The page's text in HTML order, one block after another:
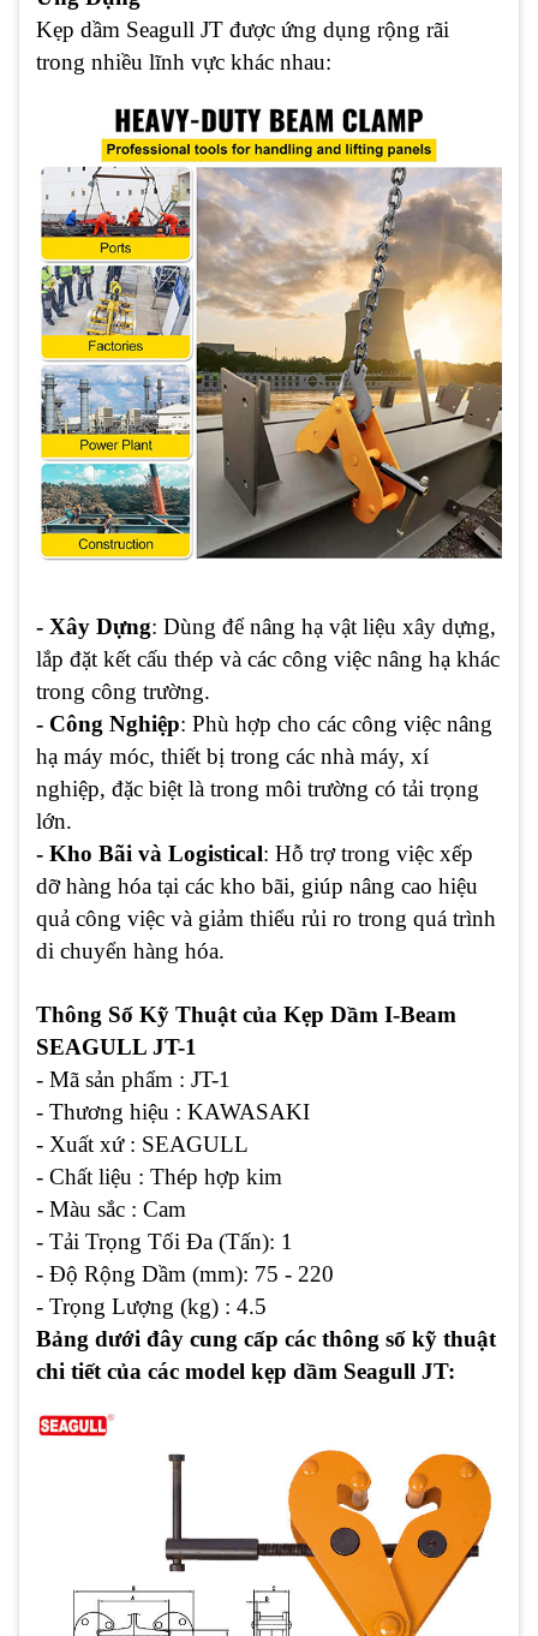
Kẹp dầm Seagull JT được ứng dụng rộng rãi
trong nhiều lĩnh vực khác nhau:
- Xây Dựng: Dùng để nâng hạ vật liệu xây dựng,
lắp đặt kết cấu thép và các công việc nâng hạ khác
trong công trường.
- Công Nghiệp: Phù hợp cho các công việc nâng
hạ máy móc, thiết bị trong các nhà máy, xí
nghiệp, đặc biệt là trong môi trường có tải trọng
lớn.
- Kho Bãi và Logistical: Hỗ trợ trong việc xếp
dỡ hàng hóa tại các kho bãi, giúp nâng cao hiệu
quả công việc và giảm thiểu rủi ro trong quá trình
di chuyển hàng hóa.
Thông Số Kỹ Thuật của Kẹp Dầm I-Beam
SEAGULL JT-1
- Mã sản phẩm : JT-1
- Thương hiệu : KAWASAKI
- Xuất xứ : SEAGULL
- Chất liệu : Thép hợp kim
- Màu sắc : Cam
- Tải Trọng Tối Đa (Tấn): 1
- Độ Rộng Dầm (mm): 75 - 220
- Trọng Lượng (kg) : 4.5
Bảng dưới đây cung cấp các thông số kỹ thuật
chi tiết của các model kẹp dầm Seagull JT: